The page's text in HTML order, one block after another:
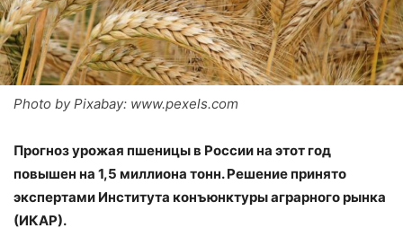
Photo by Pixabay: www.pexels.com
Прогноз урожая пшеницы в России на этот год
повышен на 1,5 миллиона тонн. Решение принято
экспертами Института конъюнктуры аграрного рынка
(ИКАР).